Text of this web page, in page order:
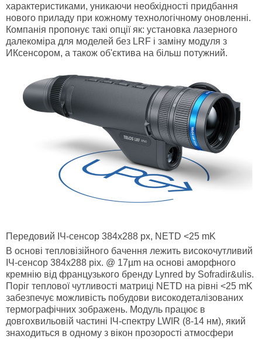
характеристиками, уникаючи необхідності придбання
нового приладу при кожному технологічному оновленні.
Компанія пропонує такі опції як: установка лазерного
далекоміра для моделей без LRF і заміну модуля з
ИКсенсором, а також об'єктива на більш потужний.
Передовий ІЧ-сенсор 384x288 px, NETD <25 mK
В основі тепловізійного бачення лежить високочутливий
ІЧ-сенсор 384x288 pix. @ 17µm на основі аморфного
кремнію від французького бренду Lynred by Sofradir&ulis.
Поріг теплової чутливості матриці NETD на рівні <25 mK
забезпечує можливість побудови високодеталізованих
термографічних зображень. Модуль працює в
довгохвильовій частині ІЧ-спектру LWIR (8-14 нм), який
знаходиться в одному з вікон прозорості атмосфери